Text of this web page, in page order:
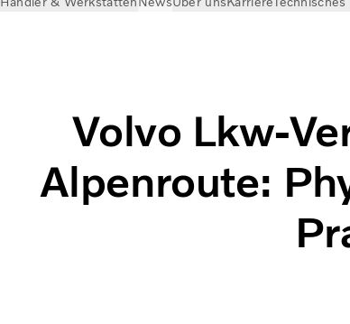
Volvo Lkw-
Alpenroute: